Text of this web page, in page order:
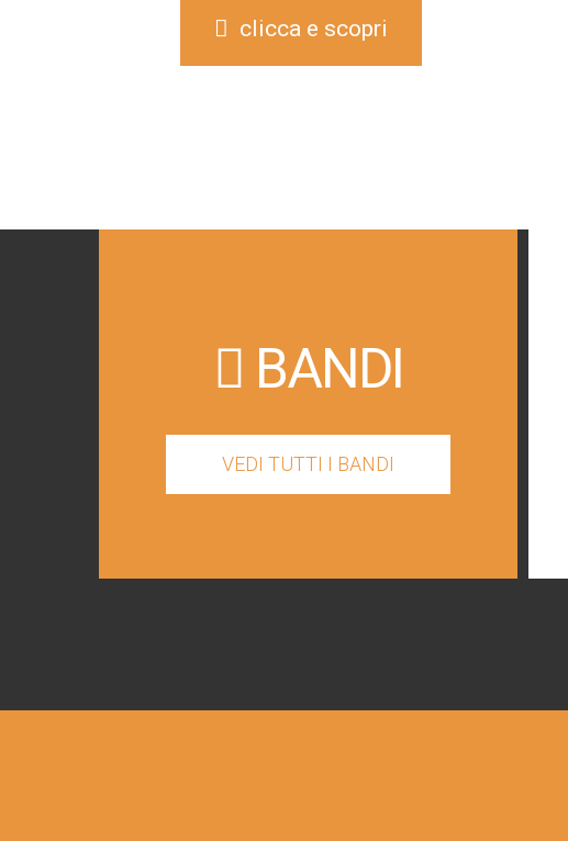
clicca e scopri
BANDI
VEDI TUTTI I BANDI